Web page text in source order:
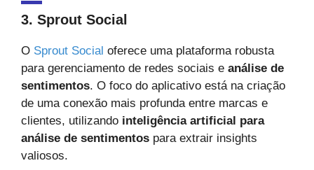
3. Sprout Social
O Sprout Social oferece uma plataforma robusta
para gerenciamento de redes sociais e análise de
sentimentos. O foco do aplicativo está na criação
de uma conexão mais profunda entre marcas e
clientes, utilizando inteligência artificial para
análise de sentimentos para extrair insights
valiosos.